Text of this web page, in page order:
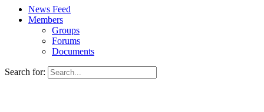
News Feed
Members
Groups
Forums
Documents
Search for: